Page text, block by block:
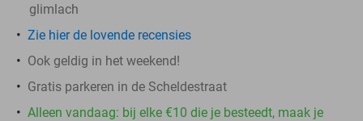
glimlach
Zie hier de lovende recensies
Ook geldig in het weekend!
Gratis parkeren in de Scheldestraat
Alleen vandaag: bij elke €10 die je besteedt, maak je